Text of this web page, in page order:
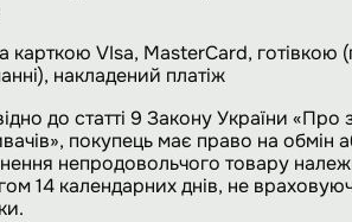
карткою VIsa, MasterCard, готівкою
накладений платіж
до статті 9 Закону України «Про
покупець має право на обмін
непродовольчого товару
14 календарних днів, не